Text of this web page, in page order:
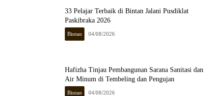
33 Pelajar Terbaik di Bintan Jalani Pusdiklat
Paskibraka 2026
Bintan 04/08/2026
Hafizha Tinjau Pembangunan Sarana Sanitasi dan
Air Minum di Tembeling dan Pengujan
Bintan 04/08/2026